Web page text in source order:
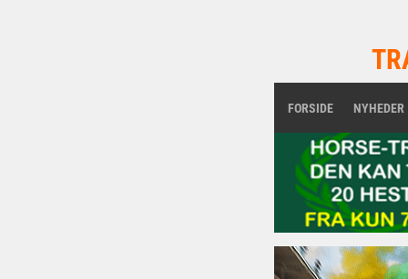
FORSIDE NYHEDER